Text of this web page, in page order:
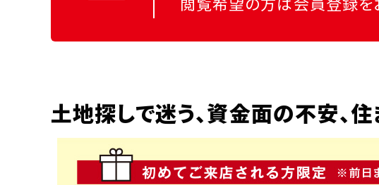
土地探しで迷う、資金面の不安、住